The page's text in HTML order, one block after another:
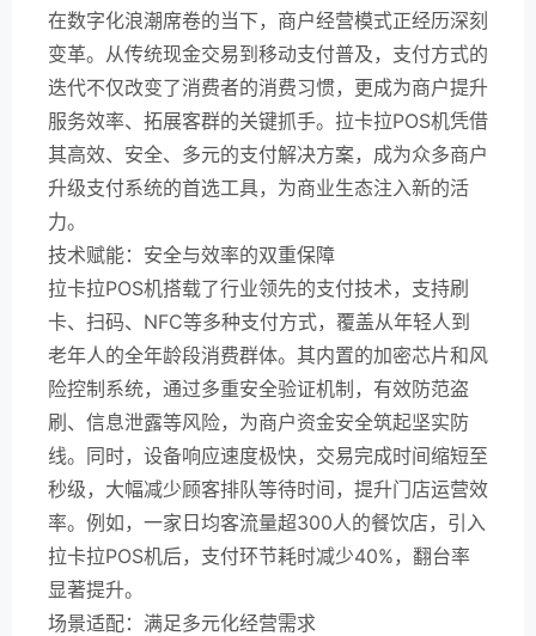
在数字化浪潮席卷的当下，商户经营模式正经历深刻
变革。从传统现金交易到移动支付普及，支付方式的
迭代不仅改变了消费者的消费习惯，更成为商户提升
服务效率、拓展客群的关键抓手。拉卡拉POS机凭借
其高效、安全、多元的支付解决方案，成为众多商户
升级支付系统的首选工具，为商业生态注入新的活
力。
技术赋能：安全与效率的双重保障
拉卡拉POS机搭载了行业领先的支付技术，支持刷
卡、扫码、NFC等多种支付方式，覆盖从年轻人到
老年人的全年龄段消费群体。其内置的加密芯片和风
险控制系统，通过多重安全验证机制，有效防范盗
刷、信息泄露等风险，为商户资金安全筑起坚实防
线。同时，设备响应速度极快，交易完成时间缩短至
秒级，大幅减少顾客排队等待时间，提升门店运营效
率。例如，一家日均客流量超300人的餐饮店，引入
拉卡拉POS机后，支付环节耗时减少40%，翻台率
显著提升。
场景适配：满足多元化经营需求